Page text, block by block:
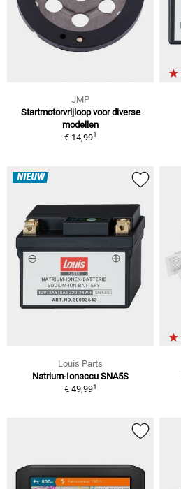
JMP
Startmotorvrijloop voor diverse
modellen
€ 14,991
NIEUW
Louis Parts
Natrium-Ionaccu SNA5S
€ 49,991